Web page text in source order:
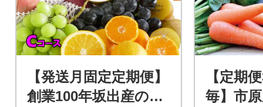
【発送月固定定期便】
創業100年坂出産のフ
【定期
毎】市